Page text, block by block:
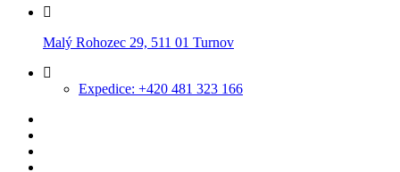
Malý Rohozec 29, 511 01 Turnov
Expedice: +420 481 323 166